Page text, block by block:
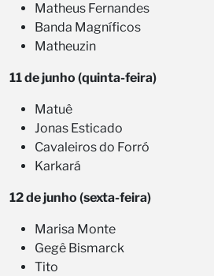
Matheus Fernandes
Banda Magníficos
Matheuzin
11 de junho (quinta-feira)
Matuê
Jonas Esticado
Cavaleiros do Forró
Karkará
12 de junho (sexta-feira)
Marisa Monte
Gegê Bismarck
Tito